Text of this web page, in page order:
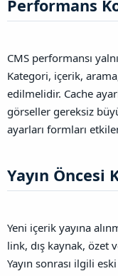
Performans
CMS performansı
Kategori, içerik,
edilmelidir. Cache
görseller gereksiz
ayarları formları
Yayın Öncesi
Yeni içerik yayına
link, dış kaynak,
Yayın sonrası ilgili